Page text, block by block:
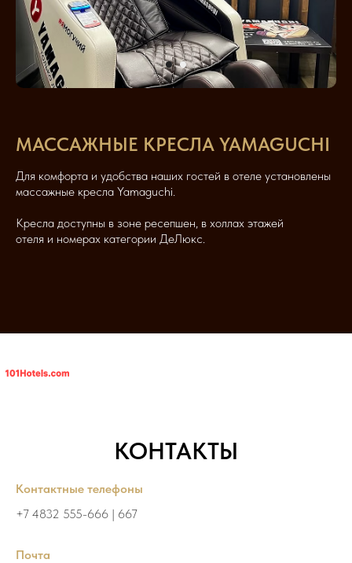
МАССАЖНЫЕ КРЕСЛА YAMAGUCHI
Для комфорта и удобства наших гостей в отеле установлены
массажные кресла Yamaguchi.
Кресла доступны в зоне ресепшен, в холлах этажей
отеля и номерах категории ДеЛюкс.
КОНТАКТЫ
Контактные телефоны
+7 4832 555-666 | 667
Почта